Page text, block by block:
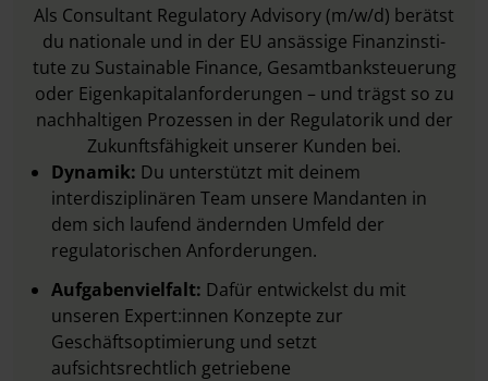
Als Consultant Regulatory Advisory (m/w/d) berätst
du nationale und in der EU ansässige Finanzinsti­
tute zu Sustainable Finance, Gesamtbanksteuerung
oder Eigenkapitalanforderungen – und trägst so zu
nachhaltigen Prozessen in der Regulatorik und der
Zukunftsfähigkeit unserer Kunden bei.
Dynamik: Du unterstützt mit deinem
interdisziplinären Team unsere Mandanten in
dem sich laufend ändernden Umfeld der
regulatorischen Anforderungen.
Aufgabenvielfalt: Dafür entwickelst du mit
unseren Expert:innen Konzepte zur
Geschäftsopti­mierung und setzt
aufsichtsrechtlich getriebene